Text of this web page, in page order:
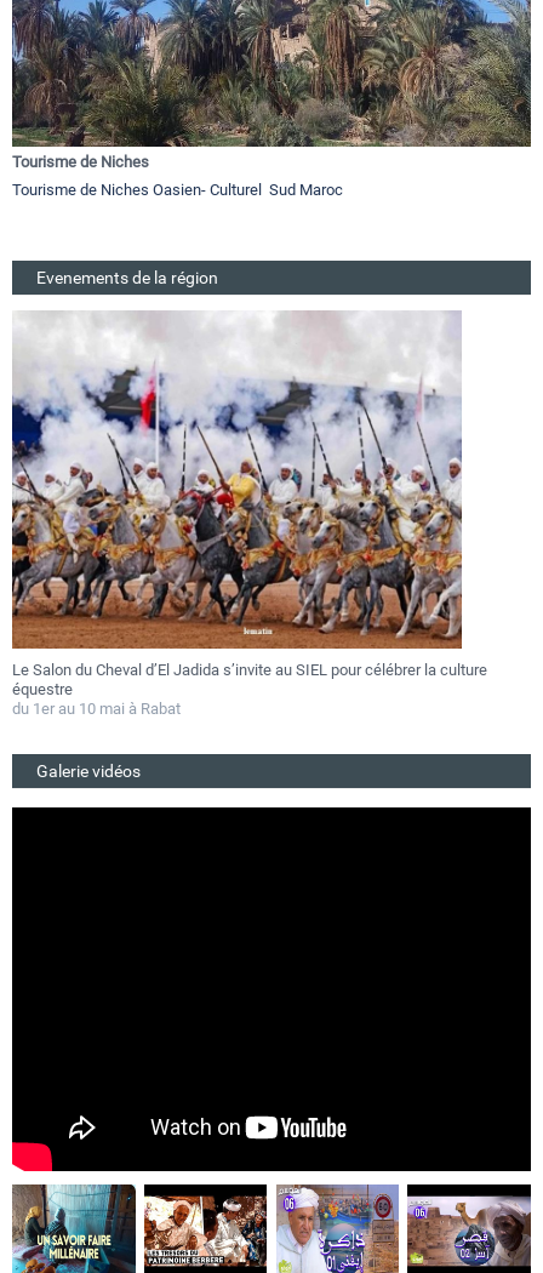
Tourisme de Niches
Tourisme de Niches Oasien- Culturel Sud Maroc
Evenements de la région
Le Salon du Cheval d’El Jadida s’invite au SIEL pour célébrer la culture
équestre
du 1er au 10 mai à Rabat
Galerie vidéos